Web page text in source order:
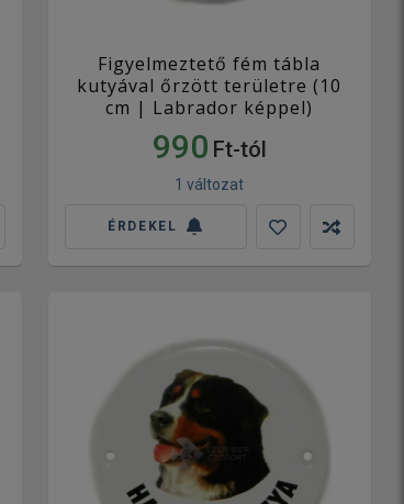
Figyelmeztető fém tábla
kutyával őrzött területre (10
cm | Labrador képpel)
990 Ft-tól
1 változat
ÉRDEKEL